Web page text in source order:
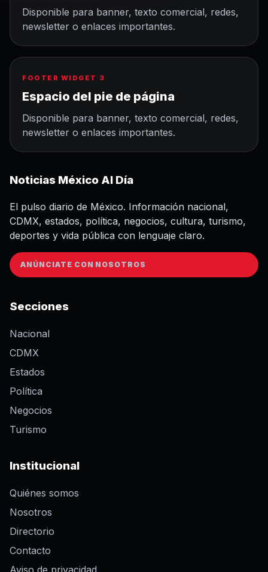
Disponible para banner, texto comercial, redes,
newsletter o enlaces importantes.
FOOTER WIDGET 3
Espacio del pie de página
Disponible para banner, texto comercial, redes,
newsletter o enlaces importantes.
Noticias México Al Día
El pulso diario de México. Información nacional,
CDMX, estados, política, negocios, cultura, turismo,
deportes y vida pública con lenguaje claro.
ANÚNCIATE CON NOSOTROS
Secciones
Nacional
CDMX
Estados
Política
Negocios
Turismo
Institucional
Quiénes somos
Nosotros
Directorio
Contacto
Aviso de privacidad